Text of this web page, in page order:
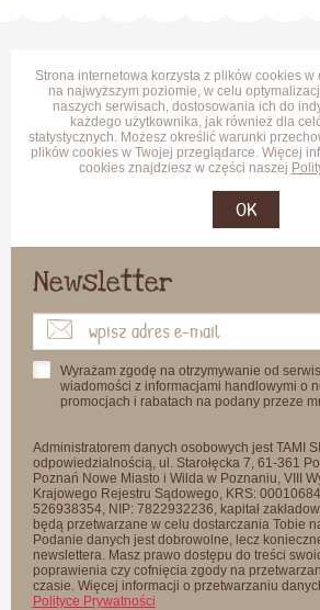
Strona internetowa korzysta z plików cookies w
na najwyższym poziomie, w celu
naszych serwisach, dostosowania ich do
każdego użytkownika, jak również dla
statystycznych. Możesz określić warunki
plików cookies w Twojej przeglądarce. Więcej
cookies znajdziesz w części naszej
OK
Newsletter
Wyrażam zgodę na otrzymywanie od
wiadomości z informacjami handlowymi o
promocjach i rabatach na podany przeze
Administratorem danych osobowych jest TAMI
odpowiedzialnością, ul. Starołęcka 7, 61-361
Poznań Nowe Miasto i Wilda w Poznaniu, VIII
Krajowego Rejestru Sądowego, KRS:
526938354, NIP: 7822932236, kapitał
będą przetwarzane w celu dostarczania Tobie
Podanie danych jest dobrowolne, lecz
newslettera. Masz prawo dostępu do treści
poprawienia czy cofnięcia zgody na
czasie. Więcej informacji o przetwarzaniu
Polityce Prywatności